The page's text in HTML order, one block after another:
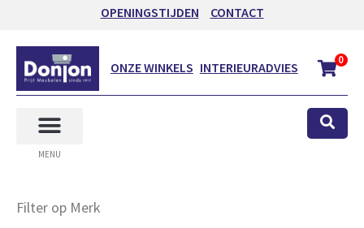
OPENINGSTIJDEN CONTACT
ONZE WINKELS INTERIEURADVIES 0
MENU
Filter op Merk